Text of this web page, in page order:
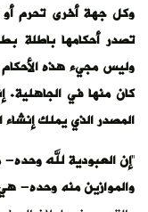
وكل جهة أخرى تحرم
تصدر أحكامها باطلة
وليس مجيء هذه الأحكام
كان منها في الجاهلية.
المصدر الذي يملك إنشاء
“إن العبودية لله وحده-
والموازين منه وحده-